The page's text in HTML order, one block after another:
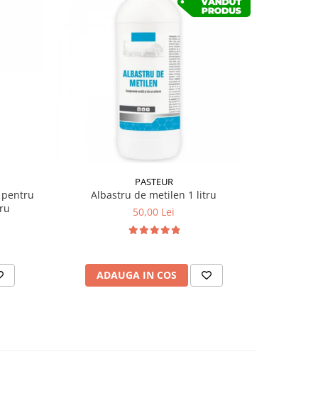
PASTEUR
Albastru de metilen 1 litru
50,00 Lei
ADAUGA IN COS